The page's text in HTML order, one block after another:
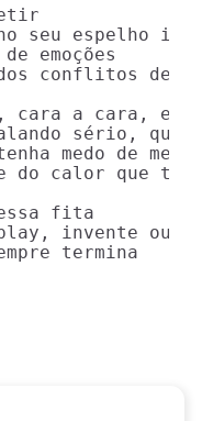
seu espelho
emoções
conflitos
cara a cara, eu
sério, que
medo de me
do calor que tem
essa fita
invente outra
termina